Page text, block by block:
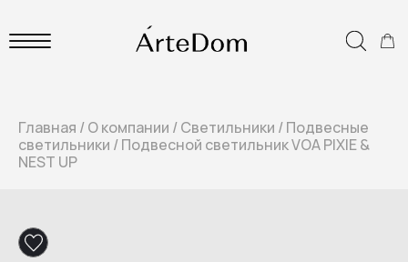
Главная /О компании /Светильники /Подвесные
светильники /Подвесной светильник VOA PIXIE &
NEST UP